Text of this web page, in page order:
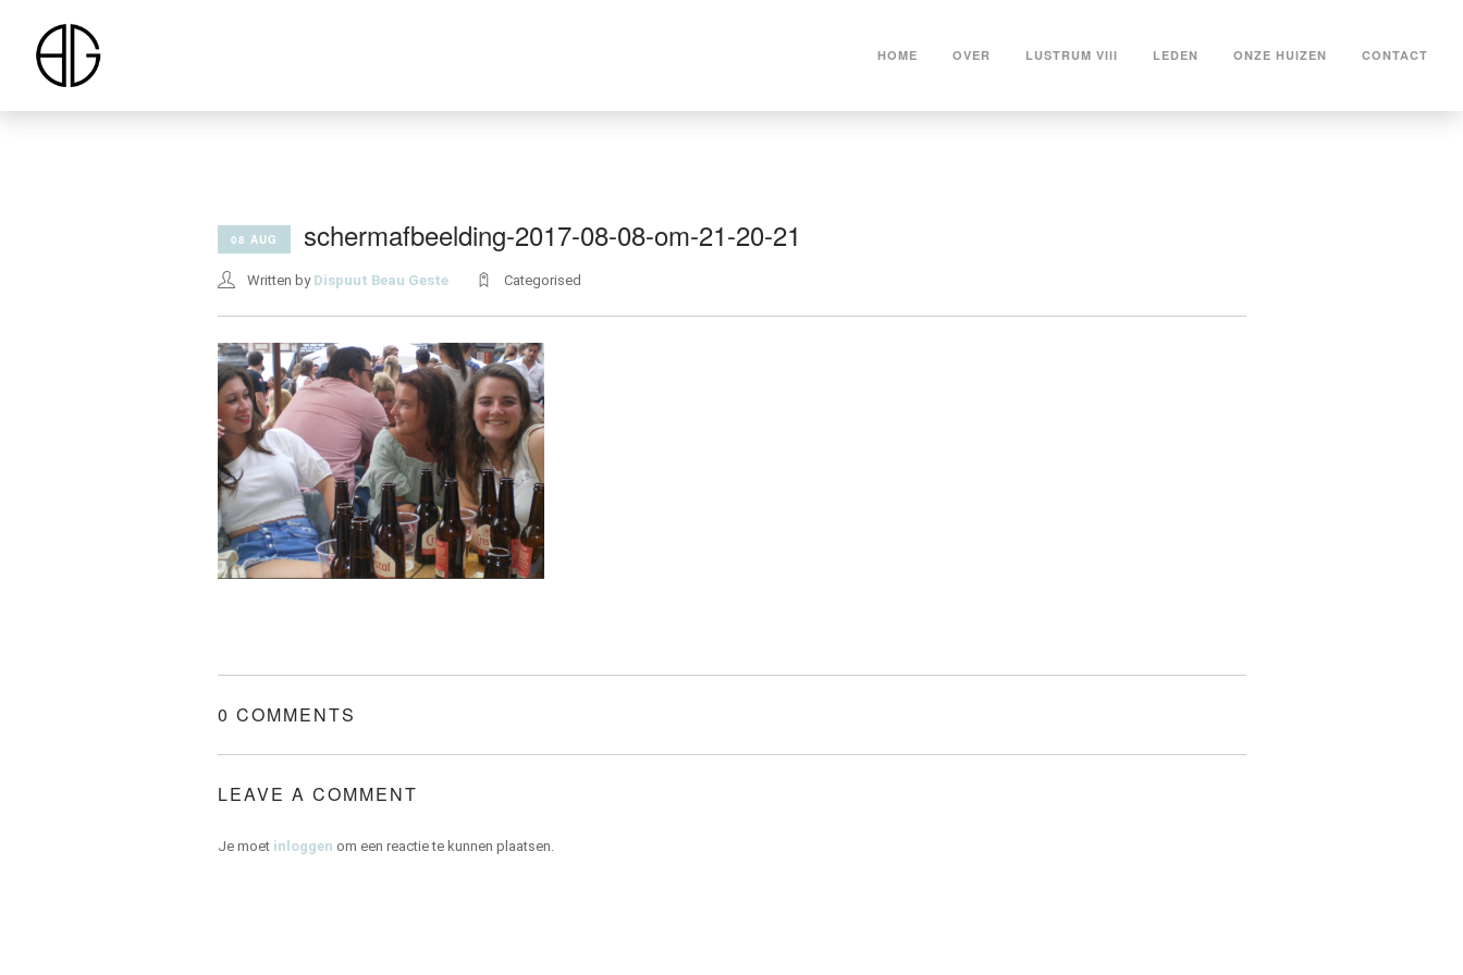
HOME OVER LUSTRUM VIII LEDEN ONZE HUIZEN CONTACT
08 AUG schermafbeelding-2017-08-08-om-21-20-21
Written by Dispuut Beau Geste Categorised
0 COMMENTS
LEAVE A COMMENT
Je moet inloggen om een reactie te kunnen plaatsen.